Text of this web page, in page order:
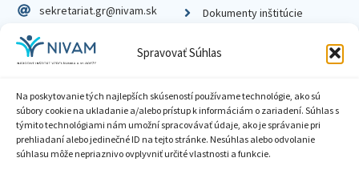
Spravovať Súhlas
Na poskytovanie tých najlepších skúseností používame technológie, ako sú
súbory cookie na ukladanie a/alebo prístup k informáciám o zariadení. Súhlas s
týmito technológiami nám umožní spracovávať údaje, ako je správanie pri
prehliadaní alebo jedinečné ID na tejto stránke. Nesúhlas alebo odvolanie
súhlasu môže nepriaznivo ovplyvniť určité vlastnosti a funkcie.
sekretariat.gr@nivam.sk
IČO: 00164348
DIČ: 2020798714
Dokumenty inštitúcie
Zásady ochrany súkromia